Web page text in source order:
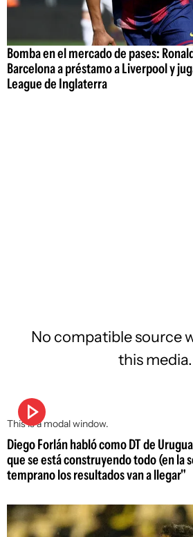
Bomba en el mercado de pases:
Barcelona a préstamo a Liverpool y
League de Inglaterra
This is a modal window.
No compatible source
this media.
Diego Forlán habló como DT de
que se está construyendo todo (en la
temprano los resultados van a llegar"